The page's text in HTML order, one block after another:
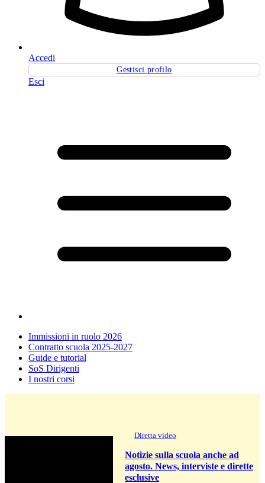
Accedi
Gestisci profilo
Esci
Immissioni in ruolo 2026
Contratto scuola 2025-2027
Guide e tutorial
SoS Dirigenti
I nostri corsi
Diretta video
Notizie sulla scuola anche ad
agosto. News, interviste e dirette
esclusive